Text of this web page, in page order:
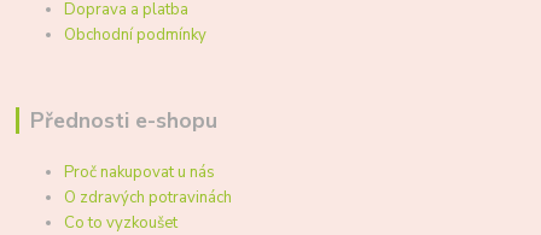
Doprava a platba
Obchodní podmínky
Přednosti e-shopu
Proč nakupovat u nás
O zdravých potravinách
Co to vyzkoušet